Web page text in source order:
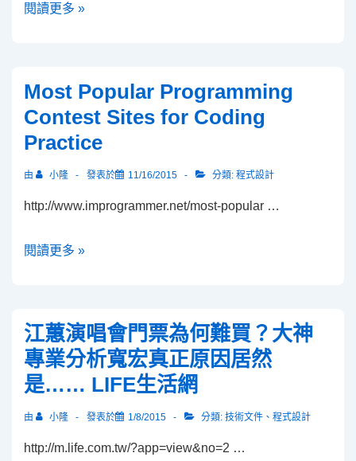
會
個
家？
I10
Must
Read
–
programmer
閱讀更多 »
Most Popular Programming
Contest Sites for Coding
Practice
由 小隆 發表於 11/16/2015 分類: 程式設計
http://www.improgrammer.net/most-popular …
Most
Sites
for
Coding
閱讀更多 »
江蕙演唱會門票為何難買？大神
專業分析寬宏真正原因居然
是…… LIFE生活網
由 小隆 發表於 1/8/2015 分類: 技術文件 、 程式設計
http://m.life.com.tw/?app=view&no=2 …